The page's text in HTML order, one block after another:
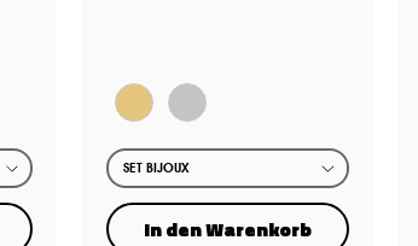
SET BIJOUX
In den Warenkorb